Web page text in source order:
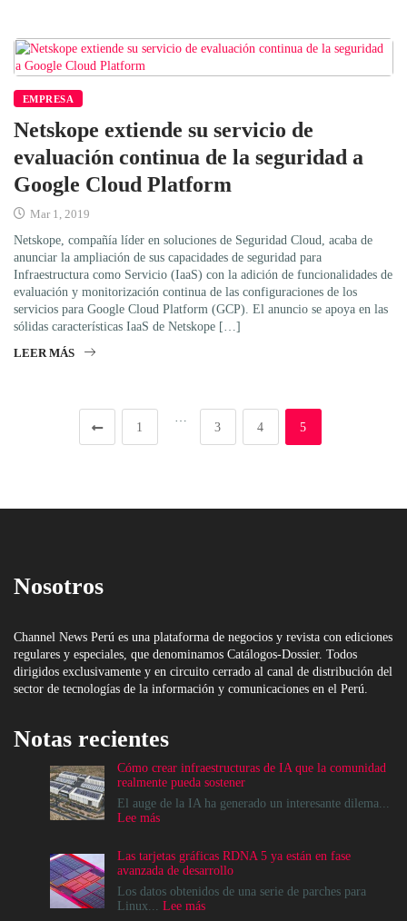
EMPRESA
Netskope extiende su servicio de
evaluación continua de la seguridad a
Google Cloud Platform
Mar 1, 2019
Netskope, compañía líder en soluciones de Seguridad Cloud, acaba de
anunciar la ampliación de sus capacidades de seguridad para
Infraestructura como Servicio (IaaS) con la adición de funcionalidades de
evaluación y monitorización continua de las configuraciones de los
servicios para Google Cloud Platform (GCP). El anuncio se apoya en las
sólidas características IaaS de Netskope […]
LEER MÁS
1 3 4 5
Nosotros
Channel News Perú es una plataforma de negocios y revista con ediciones
regulares y especiales, que denominamos Catálogos-Dossier. Todos
dirigidos exclusivamente y en circuito cerrado al canal de distribución del
sector de tecnologías de la información y comunicaciones en el Perú.
Notas recientes
Cómo crear infraestructuras de IA que la comunidad
realmente pueda sostener
El auge de la IA ha generado un interesante dilema...
Lee más:
infraestructuras
de
IA
que
Las tarjetas gráficas RDNA 5 ya están en fase
avanzada de desarrollo
Los datos obtenidos de una serie de parches para
Linux... Lee más: